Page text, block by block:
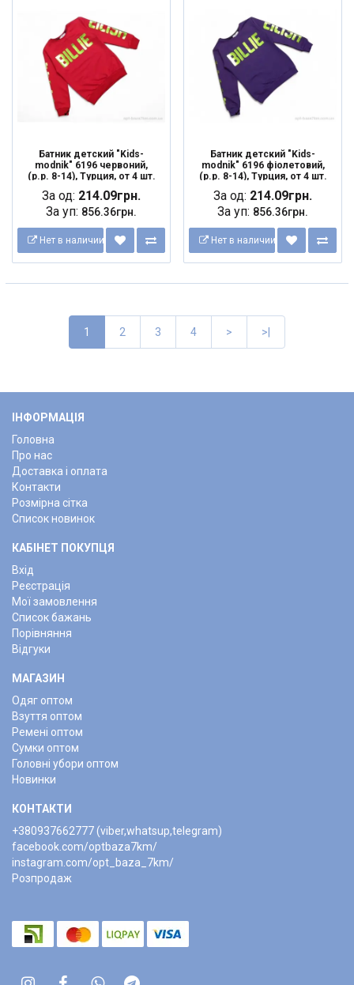
Батник детский "Kids-
modnik" 6196 червоний,
(р.р. 8-14), Турция, от 4 шт.
За од: 214.09грн.
За уп: 856.36грн.
Нет в наличии
Батник детский "Kids-
modnik" 6196 фіолетовий,
(р.р. 8-14), Турция, от 4 шт.
За од: 214.09грн.
За уп: 856.36грн.
Нет в наличии
1 2 3 4 > >|
ІНФОРМАЦІЯ
Головна
Про нас
Доставка і оплата
Контакти
Розмірна сітка
Список новинок
КАБІНЕТ ПОКУПЦЯ
Вхід
Реєстрація
Мої замовлення
Список бажань
Порівняння
Відгуки
МАГАЗИН
Одяг оптом
Взуття оптом
Ремені оптом
Сумки оптом
Головні убори оптом
Новинки
КОНТАКТИ
+380937662777 (viber,whatsup,telegram)
facebook.com/optbaza7km/
instagram.com/opt_baza_7km/
Розпродаж